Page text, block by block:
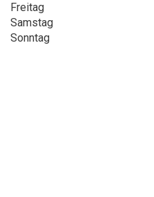
Freitag
Samstag
Sonntag